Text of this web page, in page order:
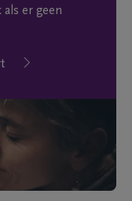
als er geen